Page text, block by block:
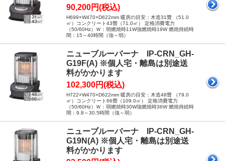
90,200円(税込)
H699×W470×D622mm 暖房の目安：木造31畳 （51.0
㎡）コンクリート43畳（71.0㎡） 定格消費電力
（50/60Hz）Ｗ：弱燃焼時11W強燃焼時19W 燃焼持続時
間：15～40時間（強～弱）
ニューブルーバーナ IP-CRN_GH-
G19F(A) ※個人宅・離島は別途送
料がかかります
102,300円(税込)
H722×W470×D622mm 暖房の目安：木造48畳 （79.0
㎡）コンクリート66畳（109.0㎡） 定格消費電力
（50/60Hz）Ｗ：弱燃焼時30W強燃焼時36W 燃焼持続時
間：9.8～30.5時間（強～弱）
ニューブルーバーナ IP-CRN_GH-
G19N(A) ※個人宅・離島は別途送
料がかかります